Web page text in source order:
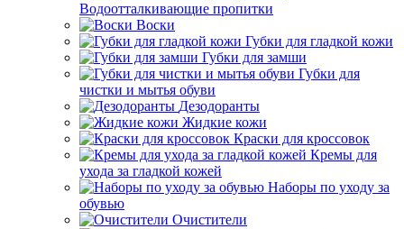
Водоотталкивающие пропитки
Воски
Губки для гладкой кожи
Губки для замши
Губки для
чистки и мытья обуви
Дезодоранты
Жидкие кожи
Краски для кроссовок
Кремы для
ухода за гладкой кожей
Наборы по уходу за
обувью
Очистители